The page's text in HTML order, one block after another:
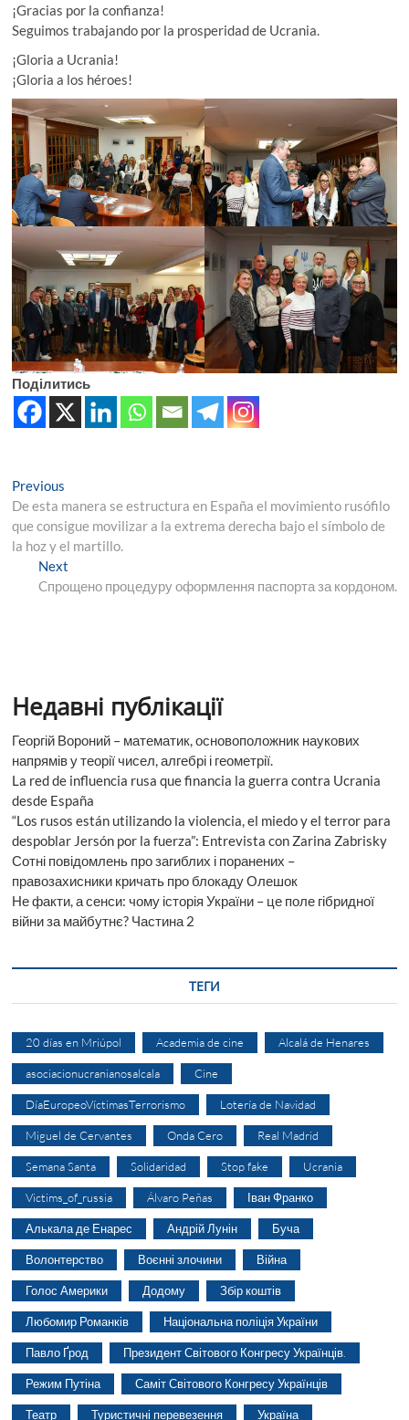
¡Gracias por la confianza!
Seguimos trabajando por la prosperidad de Ucrania.
¡Gloria a Ucrania!
¡Gloria a los héroes!
Поділитись
Навігація
записів
Previous
post:
De esta manera se estructura en España el movimiento rusófilo
que consigue movilizar a la extrema derecha bajo el símbolo de
la hoz y el martillo.
NextNext
post:
Cпрощено процедуру оформлення паспорта за кордоном.
Недавні публікації
Георгій Вороний – математик, основоположник наукових
напрямів у теорії чисел, алгебрі і геометрії.
La red de influencia rusa que financia la guerra contra Ucrania
desde España
“Los rusos están utilizando la violencia, el miedo y el terror para
despoblar Jersón por la fuerza”: Entrevista con Zarina Zabrisky
Сотні повідомлень про загиблих і поранених –
правозахисники кричать про блокаду Олешок
Не факти, а сенси: чому історія України – це поле гібридної
війни за майбутнє? Частина 2
ТЕГИ
20 días en Mriúpol Academia de cine Alcalá de Henares
asociacionucranianosalcala Cine
DíaEuropeoVíctimasTerrorismo Lotería de Navidad
Miguel de Cervantes Onda Cero Real Madrid
Semana Santa Solidaridad Stop fake Ucrania
Victims_of_russia Álvaro Peñas Іван Франко
Алькала де Енарес Андрій Лунін Буча
Волонтерство Воєнні злочини Війна
Голос Америки Додому Збір коштів
Любомир Романків Національна поліція України
Павло Ґрод Президент Світового Конгресу Українців.
Режим Путіна Саміт Світового Конгресу Українців
Театр Туристичні перевезення Україна